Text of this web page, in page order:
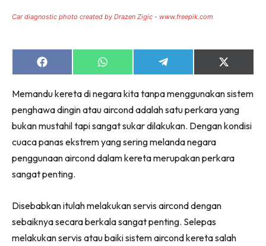
Car diagnostic photo created by Drazen Zigic - www.freepik.com
Share
on
Share
on
Share
on
Share
on
(Twitter)
Memandu kereta di negara kita tanpa menggunakan sistem
penghawa dingin atau aircond adalah satu perkara yang
bukan mustahil tapi sangat sukar dilakukan. Dengan kondisi
cuaca panas ekstrem yang sering melanda negara
penggunaan aircond dalam kereta merupakan perkara
sangat penting.
Disebabkan itulah melakukan servis aircond dengan
sebaiknya secara berkala sangat penting. Selepas
melakukan servis atau baiki sistem aircond kereta salah